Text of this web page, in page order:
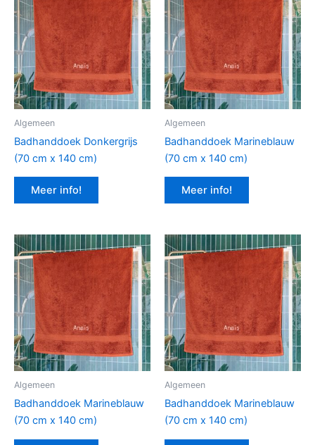
Algemeen
Badhanddoek Donkergrijs
(70 cm x 140 cm)
Meer info!
Algemeen
Badhanddoek Marineblauw
(70 cm x 140 cm)
Meer info!
Algemeen
Badhanddoek Marineblauw
(70 cm x 140 cm)
Algemeen
Badhanddoek Marineblauw
(70 cm x 140 cm)